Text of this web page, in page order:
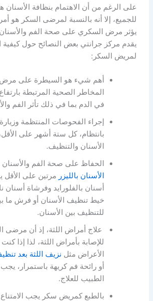
على الرغم من أن الاهتمام بنظافة
للجميع، إلا أنه بالنسبة لمرضى السكر هو
يؤثر مرض السكري على صحة الفم
يقدم مركز جرانتي بعض النصائح حول كيفية
لمريض السكر:
أهم شيء هو السيطرة على مرض
المخاطر الصحية المرتبطة
في الدم بما في ذلك تأثر الفم
إجراء الفحوصات المنتظمة
بانتظام، كل ستة أشهر على
الأسنان والتنظيف.
الحفاظ على صحة الفم
الأسنان بالليزر مرتين على الأقل
أسنان بالفلورايد وفرشاة أسنان
خيط تنظيف الأسنان أو فرش ما
للتنظيف بين الأسنان.
علاج أمراض اللثة، إذ أن مرضى
للإصابة بأمراض اللثة، لذا إذا
الأعراض مثل نزيف اللثة بعد
أو رائحة فم كريهة باستمرار،
الطبيب للعلاج.
بالطبع كمريض سكر يجب